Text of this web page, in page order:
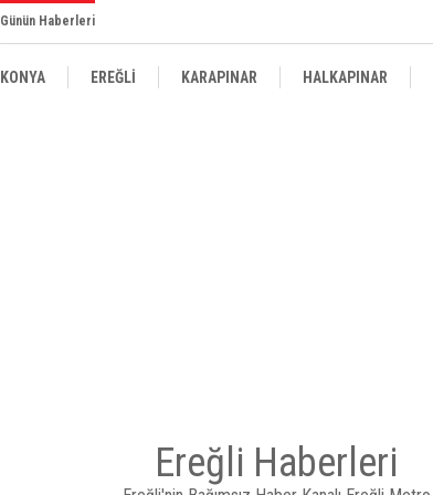
Günün Haberleri
KONYA EREĞLİ KARAPINAR HALKAPINAR
Ereğli Haberleri